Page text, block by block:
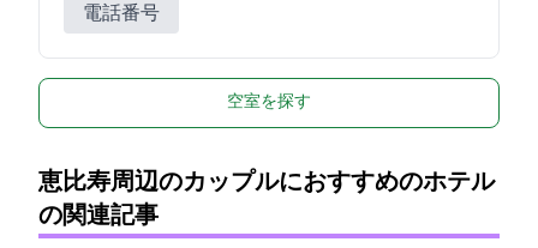
電話番号
空室を探す
恵比寿周辺のカップルにおすすめのホテル
の関連記事